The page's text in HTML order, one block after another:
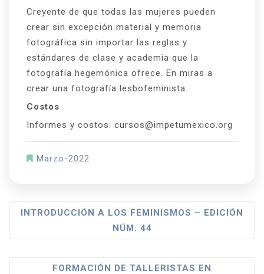
Creyente de que todas las mujeres pueden
crear sin excepción material y memoria
fotográfica sin importar las reglas y
estándares de clase y academia que la
fotografía hegemónica ofrece. En miras a
crear una fotografía lesbofeminista.
Costos
Informes y costos: cursos@impetumexico.org
Marzo-2022
N
A
V
INTRODUCCIÓN A LOS FEMINISMOS – EDICIÓN
NÚM. 44
FORMACIÓN DE TALLERISTAS EN